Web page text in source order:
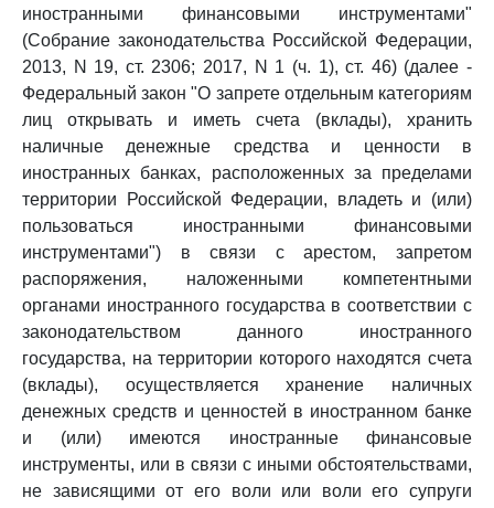
иностранными финансовыми инструментами"
(Собрание законодательства Российской Федерации,
2013, N 19, ст. 2306; 2017, N 1 (ч. 1), ст. 46) (далее -
Федеральный закон "О запрете отдельным категориям
лиц открывать и иметь счета (вклады), хранить
наличные денежные средства и ценности в
иностранных банках, расположенных за пределами
территории Российской Федерации, владеть и (или)
пользоваться иностранными финансовыми
инструментами") в связи с арестом, запретом
распоряжения, наложенными компетентными
органами иностранного государства в соответствии с
законодательством данного иностранного
государства, на территории которого находятся счета
(вклады), осуществляется хранение наличных
денежных средств и ценностей в иностранном банке
и (или) имеются иностранные финансовые
инструменты, или в связи с иными обстоятельствами,
не зависящими от его воли или воли его супруги